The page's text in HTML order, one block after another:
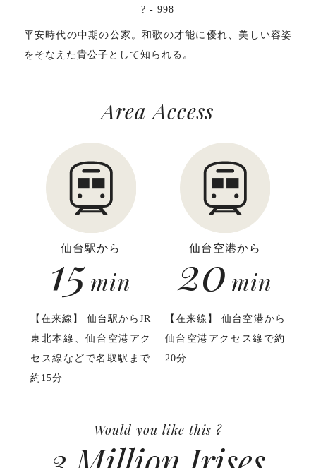
? - 998
平安時代の中期の公家。和歌の才能に優れ、美しい容姿
をそなえた貴公子として知られる。
Area Access
仙台駅から
15min
【在来線】 仙台駅からJR
東北本線、仙台空港アク
セス線などで名取駅まで
約15分
仙台空港から
20min
【在来線】 仙台空港から
仙台空港アクセス線で約
20分
Would you like this ?